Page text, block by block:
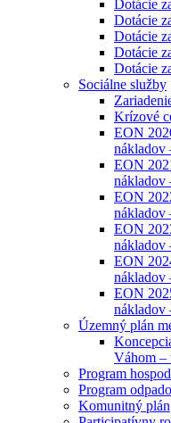
Dotácie
Dotácie
Dotácie
Dotácie
Dotácie
Sociálne služby
Krízové
EON
nákladov
EON
nákladov
EON
nákladov
EON
nákladov
EON
nákladov
EON
nákladov
Územný plán
Váhom –
Program
Program
Komunitný plán